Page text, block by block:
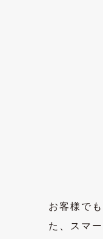
お客様で
た、スマ